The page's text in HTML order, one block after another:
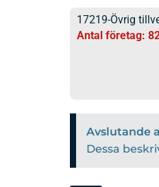
17219-Övrig
Antal företag:
Avslutande
Dessa